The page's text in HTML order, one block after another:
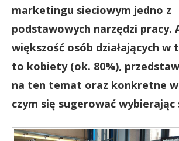
marketingu sieciowym jedno z
podstawowych narzędzi pracy.
większość osób działających w
to kobiety (ok. 80%),
na ten temat oraz konkretne
czym się sugerować wybierając